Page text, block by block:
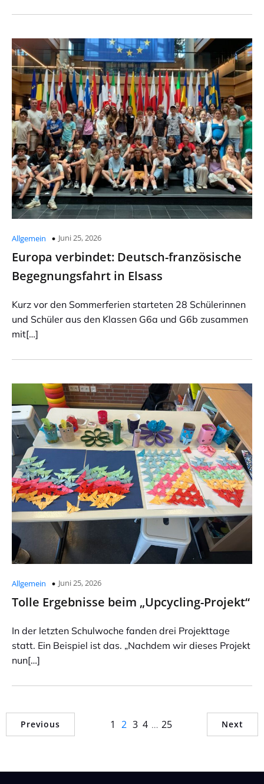
Allgemein Juni 25, 2026
Europa verbindet: Deutsch-französische
Begegnungsfahrt in Elsass
Kurz vor den Sommerferien starteten 28 Schülerinnen
und Schüler aus den Klassen G6a und G6b zusammen
mit[…]
Allgemein Juni 25, 2026
Tolle Ergebnisse beim „Upcycling-Projekt“
In der letzten Schulwoche fanden drei Projekttage
statt. Ein Beispiel ist das. „Nachdem wir dieses Projekt
nun[…]
Previous 1 2 3 4 … 25 Next